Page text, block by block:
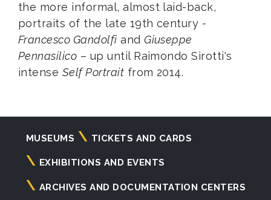
the more informal, almost laid-back,
portraits of the late 19th century -
Francesco Gandolfi andGiuseppe
Pennasilico – up until Raimondo Sirotti's
intense Self Portrait from 2014.
Navigazione
principale
MUSEUMS TICKETS AND CARDS
EXHIBITIONS AND EVENTS
ARCHIVES AND DOCUMENTATION CENTERS